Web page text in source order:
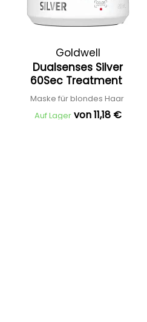
Goldwell
Dualsenses Silver
60Sec Treatment
Maske für blondes Haar
Auf Lager von 11,18 €